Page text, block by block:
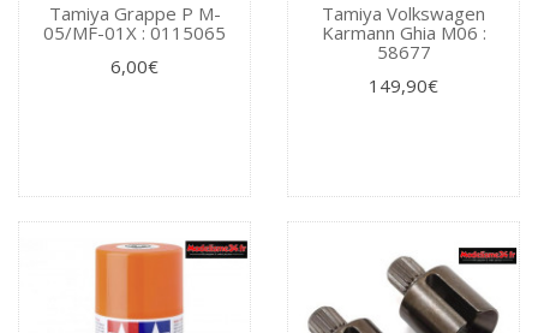
Tamiya Grappe P M-
05/MF-01X : 0115065
6,00€
Tamiya Volkswagen
Karmann Ghia M06 :
58677
149,90€